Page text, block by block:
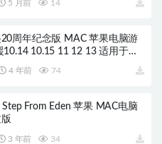
5 月前 14
周年纪念版 MAC 苹果电脑游
10.14 10.15 11 12 13 适用于
4 年前 74
From Eden 苹果 MAC电脑
3 年前 34